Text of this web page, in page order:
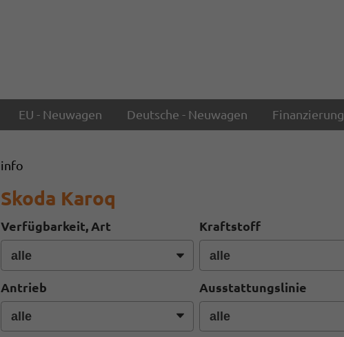
EU - Neuwagen Deutsche - Neuwagen Finanzierung
info
Skoda Karoq
Verfügbarkeit, Art Kraftstoff
Antrieb Ausstattungslinie